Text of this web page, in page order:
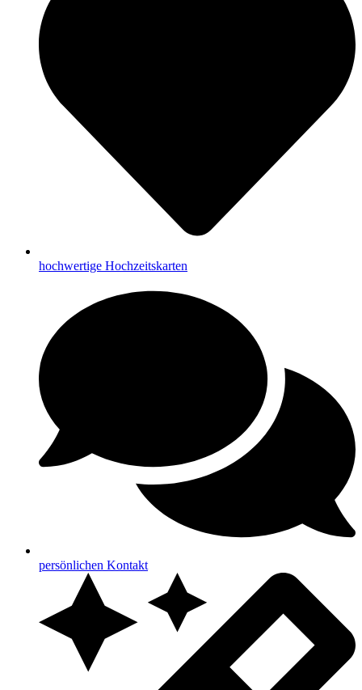
hochwertige Hochzeitskarten
persönlichen Kontakt